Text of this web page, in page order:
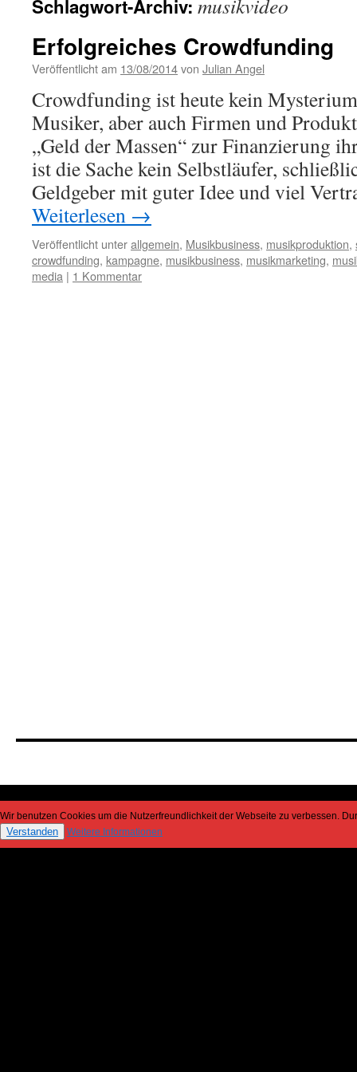
Schlagwort-Archiv: musikvideo
Erfolgreiches Crowdfunding
Veröffentlicht am 13/08/2014von Julian Angel
Crowdfunding ist heute kein
Musiker, aber auch Firmen und
„Geld der Massen“ zur Finanzierung
ist die Sache kein Selbstläufer,
Geldgeber mit guter Idee und viel
Weiterlesen →
Veröffentlicht unterallgemein, Musikbusiness, musikproduktion,
crowdfunding, kampagne, musikbusiness, musikmarketing,
media | 1 Kommentar
Wir benutzen Cookies um die Nutzerfreundlichkeit der Webseite zu verbessen.
Verstanden Weitere Informationen